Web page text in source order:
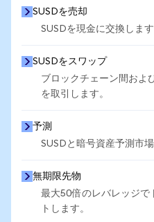
SUSDを売却
SUSDを現金に交換します
SUSDをスワップ
ブロックチェーン間およ
を取引します。
予測
SUSDと暗号資産予測市
無期限先物
最大50倍のレバレッジで
トします。